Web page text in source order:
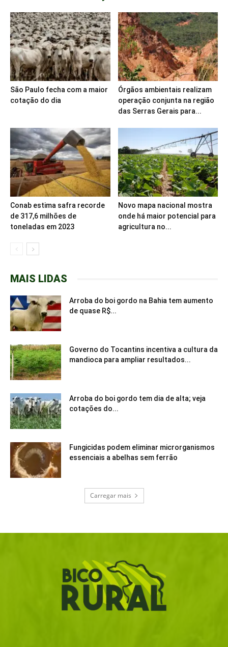
São Paulo fecha com a maior
cotação do dia
Órgãos ambientais realizam
operação conjunta na região
das Serras Gerais para...
Conab estima safra recorde
de 317,6 milhões de
toneladas em 2023
Novo mapa nacional mostra
onde há maior potencial para
agricultura no...
MAIS LIDAS
Arroba do boi gordo na Bahia tem aumento
de quase R$...
Governo do Tocantins incentiva a cultura da
mandioca para ampliar resultados...
Arroba do boi gordo tem dia de alta; veja
cotações do...
Fungicidas podem eliminar microrganismos
essenciais a abelhas sem ferrão
Carregar mais